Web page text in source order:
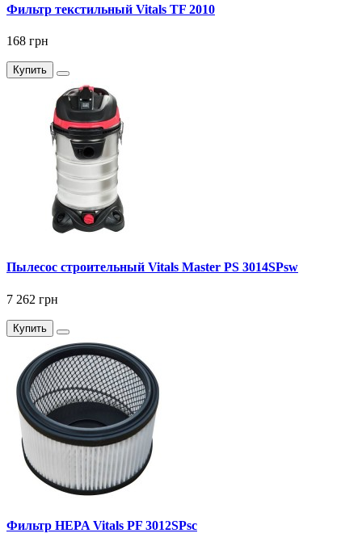
Фильтр текстильный Vitals TF 2010
168 грн
Купить
Пылесос строительный Vitals Master PS 3014SPsw
7 262 грн
Купить
Фильтр HEPA Vitals PF 3012SPsc